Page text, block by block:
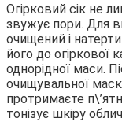
Огірковий сік не
звужує пори. Для
очищений і
його до огіркової
однорідної маси.
очищувальної
протримаєте
тонізує шкіру